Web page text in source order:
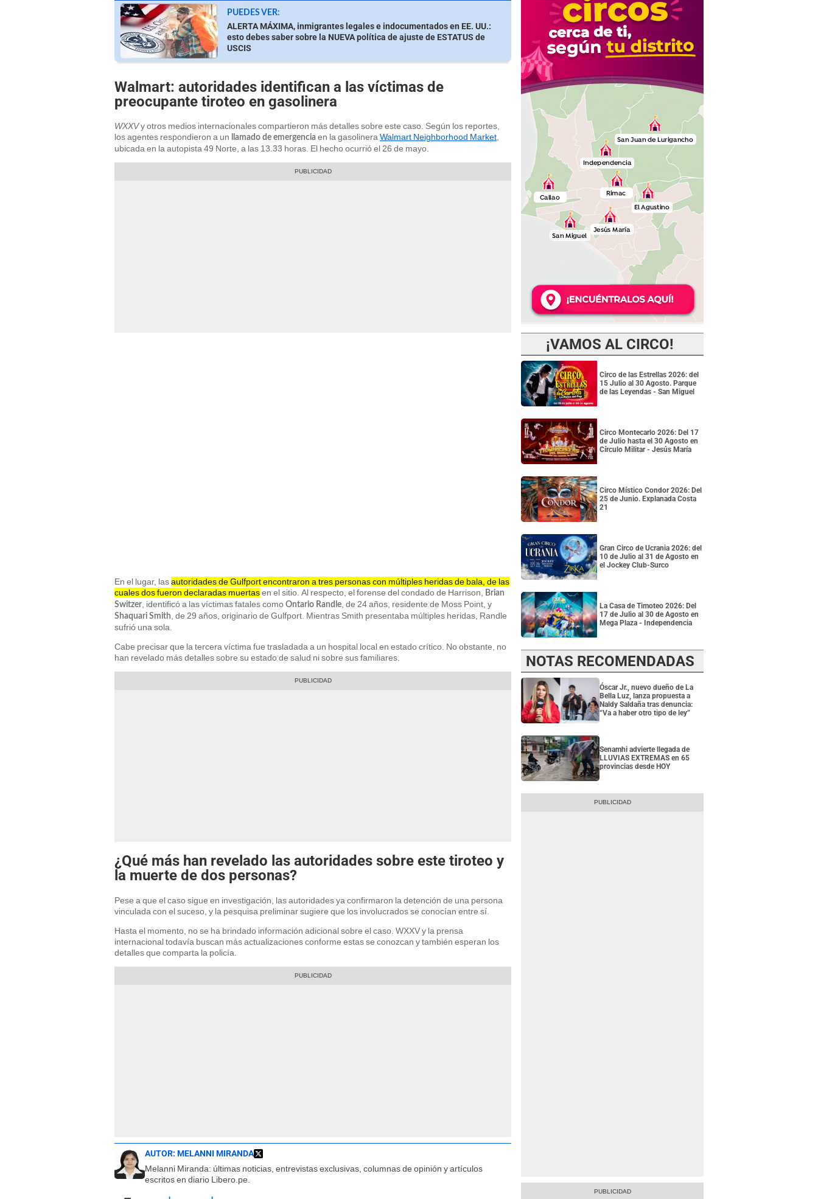
PUEDES VER:
ALERTA MÁXIMA, inmigrantes legales e indocumentados en EE. UU.:
esto debes saber sobre la NUEVA política de ajuste de ESTATUS de
USCIS
Walmart: autoridades identifican a las víctimas de
preocupante tiroteo en gasolinera
WXXVy otros medios internacionales compartieron más detalles sobre este caso. Según los reportes,
los agentes respondieron a un
llamado de emergencia en la gasolineraWalmart Neighborhood Market,
ubicada en la autopista 49 Norte, a las 13.33 horas. El hecho ocurrió el 26 de mayo.
En el lugar, lasautoridades de Gulfport encontraron a tres personas con múltiples heridas de bala, de las
cuales dos fueron declaradas muertasen el sitio. Al respecto, el forense del condado de Harrison,
Brian
Switzer , identificó a las víctimas fatales como Ontario Randle , de 24 años, residente de Moss Point, y
Shaquari Smith , de 29 años, originario de Gulfport. Mientras Smith presentaba múltiples heridas, Randle
sufrió una sola.
Cabe precisar que la tercera víctima fue trasladada a un hospital local en estado crítico. No obstante, no
han revelado más detalles sobre su estado de salud ni sobre sus familiares.
¿Qué más han revelado las autoridades sobre este tiroteo y
la muerte de dos personas?
Pese a que el caso sigue en investigación, las autoridades ya confirmaron la detención de una persona
vinculada con el suceso, y la pesquisa preliminar sugiere que los involucrados se conocían entre sí.
Hasta el momento, no se ha brindado información adicional sobre el caso. WXXV y la prensa
internacional todavía buscan más actualizaciones conforme estas se conozcan y también esperan los
detalles que comparta la policía.
AUTOR: MELANNI MIRANDA
Melanni Miranda: últimas noticias, entrevistas exclusivas, columnas de opinión y artículos
escritos en diario Libero.pe.
¡VAMOS AL CIRCO!
Circo de las Estrellas 2026: del
15 Julio al 30 Agosto. Parque
de las Leyendas - San Miguel
Circo Montecarlo 2026: Del 17
de Julio hasta el 30 Agosto en
Círculo Militar - Jesús María
Circo Místico Condor 2026: Del
25 de Junio. Explanada Costa
21
Gran Circo de Ucrania 2026: del
10 de Julio al 31 de Agosto en
el Jockey Club-Surco
La Casa de Timoteo 2026: Del
17 de Julio al 30 de Agosto en
Mega Plaza - Independencia
NOTAS RECOMENDADAS
Óscar Jr., nuevo dueño de La
Bella Luz, lanza propuesta a
Naldy Saldaña tras denuncia:
“Va a haber otro tipo de ley”
Senamhi advierte llegada de
LLUVIAS EXTREMAS en 65
provincias desde HOY